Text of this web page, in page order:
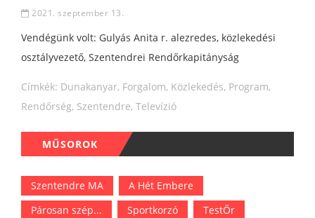
2021. szeptember 13.
Vendégünk volt: Gulyás Anita r. alezredes, közlekedési
osztályvezető, Szentendrei Rendőrkapitányság
Címkék: Dunakanyar, Forgalom, Közlekedés, Program,
Rendőrség, Szentendre, Televízió
MŰSOROK
Szentendre MA
A Hét Embere
Párosan szép...
Sportkorzó
TestŐr